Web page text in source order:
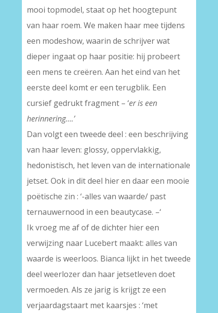
mooi topmodel, staat op het hoogtepunt
van haar roem. We maken haar mee tijdens
een modeshow, waarin de schrijver wat
dieper ingaat op haar positie: hij probeert
een mens te creëren. Aan het eind van het
eerste deel komt er een terugblik. Een
cursief gedrukt fragment – ‘er is een
herinnering….’
Dan volgt een tweede deel : een beschrijving
van haar leven: glossy, oppervlakkig,
hedonistisch, het leven van de internationale
jetset. Ook in dit deel hier en daar een mooie
poëtische zin : ‘-alles van waarde/ past
ternauwernood in een beautycase. –‘
Ik vroeg me af of de dichter hier een
verwijzing naar Lucebert maakt: alles van
waarde is weerloos. Bianca lijkt in het tweede
deel weerlozer dan haar jetsetleven doet
vermoeden. Als ze jarig is krijgt ze een
verjaardagstaart met kaarsjes : ‘met